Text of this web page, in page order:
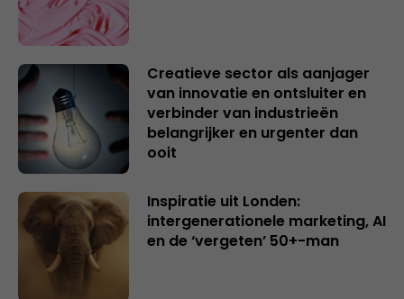
Creatieve sector als aanjager
van innovatie en ontsluiter en
verbinder van industrieën
belangrijker en urgenter dan
ooit
Inspiratie uit Londen:
intergenerationele marketing, AI
en de ‘vergeten’ 50+-man